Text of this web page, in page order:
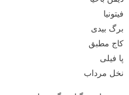
فیتونیا
برگ بیدی
کاج مطبق
پا فیلی
نخل مرداب